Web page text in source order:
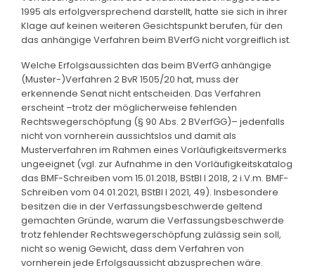
1995 als erfolgversprechend darstellt, hatte sie sich in ihrer
Klage auf keinen weiteren Gesichtspunkt berufen, für den
das anhängige Verfahren beim BVerfG nicht vorgreiflich ist.
Welche Erfolgsaussichten das beim BVerfG anhängige
(Muster-)Verfahren 2 BvR 1505/20 hat, muss der
erkennende Senat nicht entscheiden. Das Verfahren
erscheint –trotz der möglicherweise fehlenden
Rechtswegerschöpfung (§ 90 Abs. 2 BVerfGG)– jedenfalls
nicht von vornherein aussichtslos und damit als
Musterverfahren im Rahmen eines Vorläufigkeitsvermerks
ungeeignet (vgl. zur Aufnahme in den Vorläufigkeitskatalog
das BMF-Schreiben vom 15.01.2018, BStBl I 2018, 2 i.V.m. BMF-
Schreiben vom 04.01.2021, BStBl I 2021, 49). Insbesondere
besitzen die in der Verfassungsbeschwerde geltend
gemachten Gründe, warum die Verfassungsbeschwerde
trotz fehlender Rechtswegerschöpfung zulässig sein soll,
nicht so wenig Gewicht, dass dem Verfahren von
vornherein jede Erfolgsaussicht abzusprechen wäre.